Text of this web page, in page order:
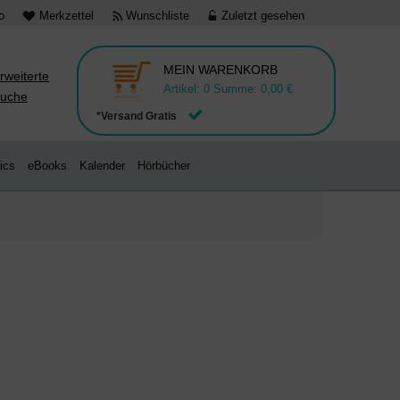
Merkzettel Wunschliste Zuletzt gesehen
*Versand Gratis
MEIN WARENKORB
Artikel: 0 Summe: 0,00 €
eBooks Kalender Hörbücher